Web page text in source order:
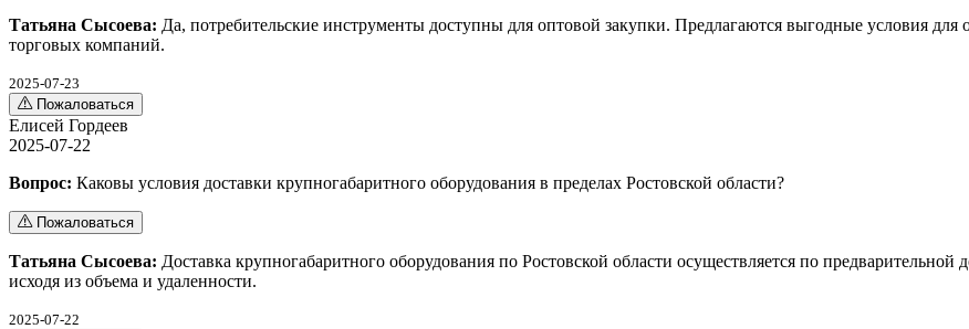
Татьяна Сысоева: Да, потребительские инструменты доступны для оптовой закупки. Предлагаются выгодные условия для
торговых компаний.
2025-07-23
Пожаловаться
Елисей Гордеев
2025-07-22
Вопрос: Каковы условия доставки крупногабаритного оборудования в пределах Ростовской области?
Пожаловаться
Татьяна Сысоева: Доставка крупногабаритного оборудования по Ростовской области осуществляется по
исходя из объема и удаленности.
2025-07-22